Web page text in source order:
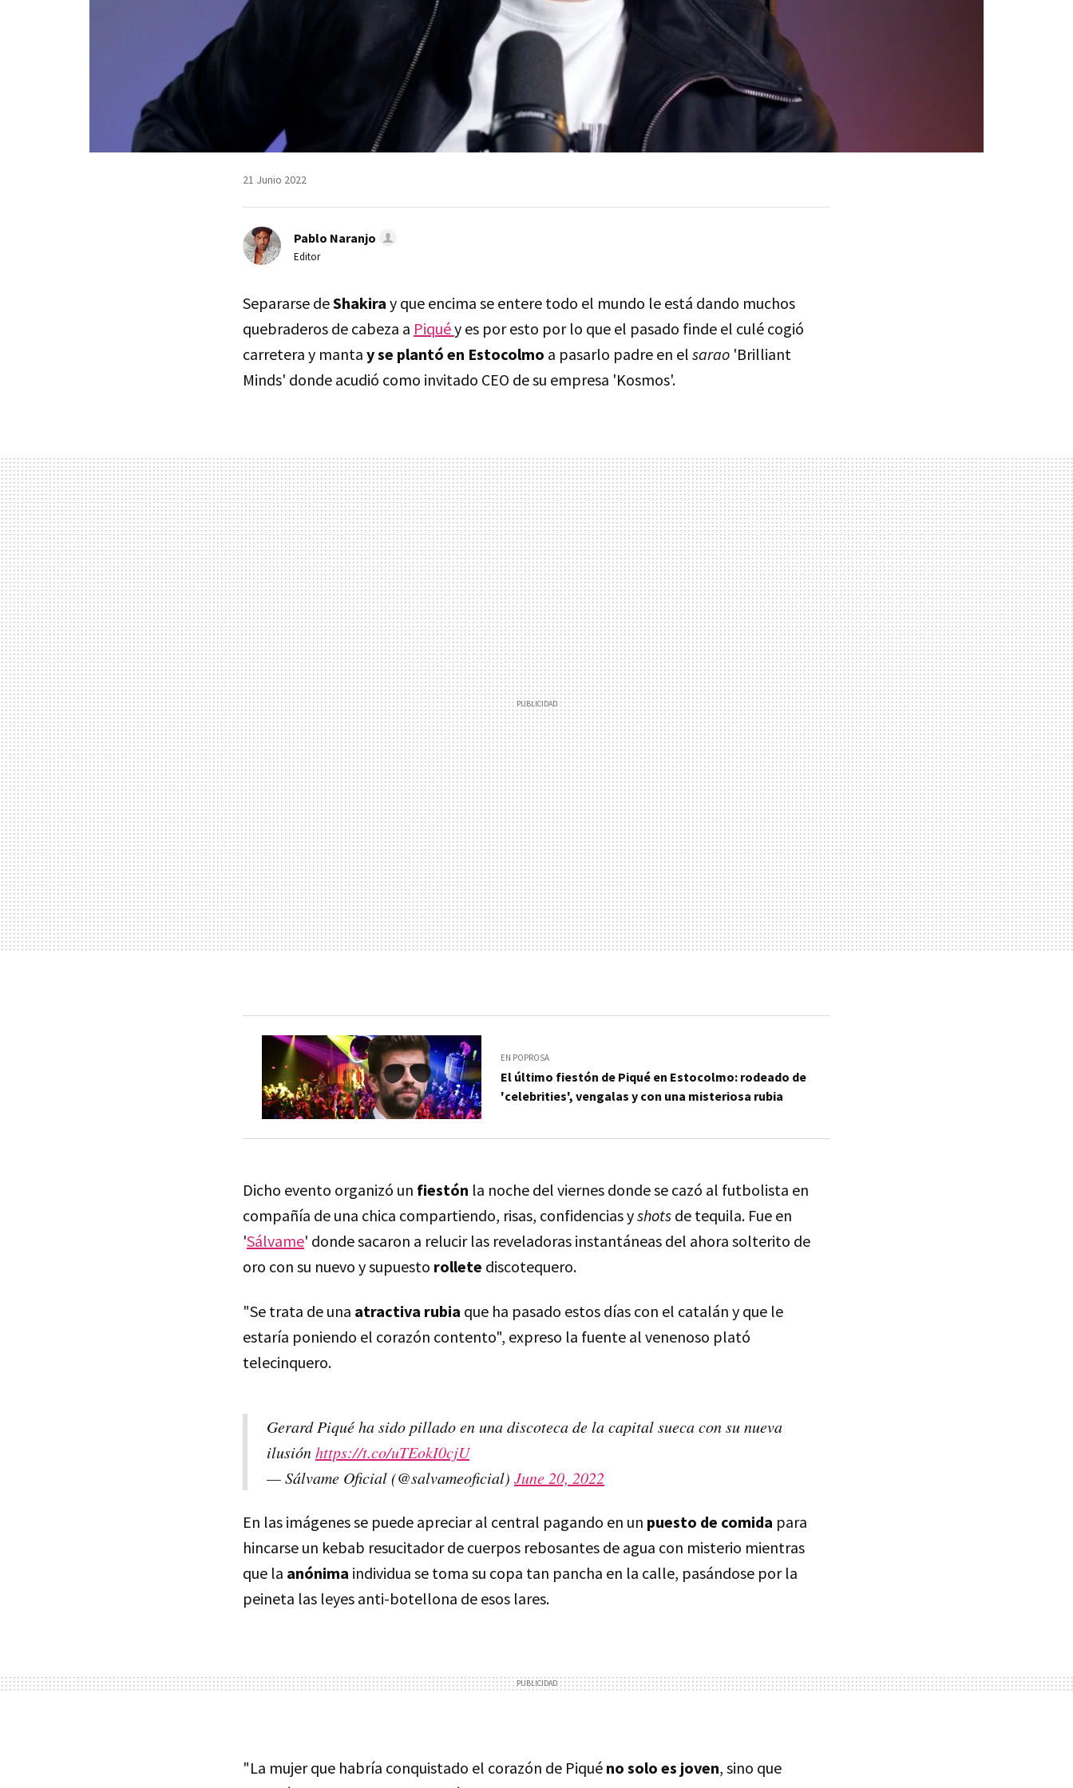
21 Junio 2022
Pablo Naranjo
Editor
Separarse deShakira y que encima se entere todo el mundo le está dando muchos
quebraderos de cabeza a Piquéy es por esto por lo que el pasado finde el culé cogió
carretera y manta y se plantó en Estocolmo a pasarlo padre en el sarao 'Brilliant
Minds' donde acudió como invitado CEO de su empresa 'Kosmos'.
EN POPROSA
El último fiestón de Piqué en Estocolmo: rodeado de
'celebrities', vengalas y con una misteriosa rubia
Dicho evento organizó un fiestón la noche del viernes donde se cazó al futbolista en
compañía de una chica compartiendo, risas, confidencias yshots de tequila. Fue en
'Sálvame' donde sacaron a relucir las reveladoras instantáneas del ahora solterito de
oro con su nuevo y supuesto rollete discotequero.
"Se trata de una atractiva rubia que ha pasado estos días con el catalán y que le
estaría poniendo el corazón contento", expreso la fuente al venenoso plató
telecinquero.
Gerard Piqué ha sido pillado en una discoteca de la capital sueca con su nueva
ilusiónhttps://t.co/uTEokI0cjU
— Sálvame Oficial (@salvameoficial) June 20, 2022
En las imágenes se puede apreciar al central pagando en un puesto de comida para
hincarse un kebab resucitador de cuerpos rebosantes de agua con misterio mientras
que la anónima individua se toma su copa tan pancha en la calle, pasándose por la
peineta las leyes anti-botellona de esos lares.
"La mujer que habría conquistado el corazón de Piqué no solo es joven, sino que